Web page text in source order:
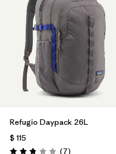
Refugio Daypack 26L
$ 115
(7Comentarios
)